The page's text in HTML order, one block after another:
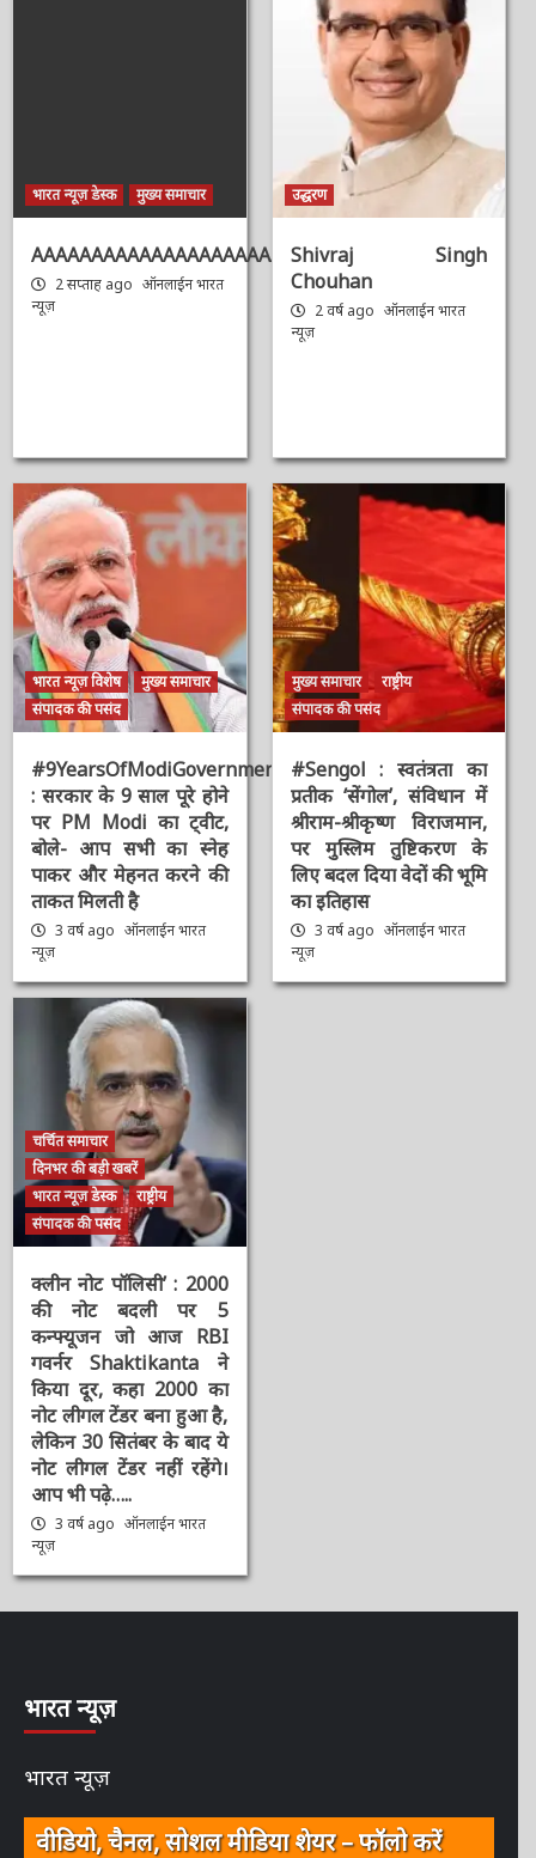
भारत न्यूज़ डेस्क मुख्य समाचार
AAAAAAAAAAAAAAAAAAAAAAAAAAAAAAAAA
2 सप्ताह ago ऑनलाईन भारत
न्यूज़
उद्धरण
Shivraj Singh
Chouhan
2 वर्ष ago ऑनलाईन भारत
न्यूज़
भारत न्यूज़ विशेष
मुख्य समाचार
संपादक की पसंद
#9YearsOfModiGovernment
: सरकार के 9 साल पूरे होने
पर PM Modi का ट्वीट,
बोले- आप सभी का स्नेह
पाकर और मेहनत करने की
ताकत मिलती है
3 वर्ष ago ऑनलाईन भारत
न्यूज़
मुख्य समाचार
राष्ट्रीय
संपादक की पसंद
#Sengol : स्वतंत्रता का
प्रतीक ‘सेंगोल’, संविधान में
श्रीराम-श्रीकृष्ण विराजमान,
पर मुस्लिम तुष्टिकरण के
लिए बदल दिया वेदों की भूमि
का इतिहास
3 वर्ष ago ऑनलाईन भारत
न्यूज़
चर्चित समाचार
दिनभर की बड़ी खबरें
भारत न्यूज़ डेस्क
राष्ट्रीय
संपादक की पसंद
क्लीन नोट पॉलिसी’ : 2000
की नोट बदली पर 5
कन्फ्यूजन जो आज RBI
गवर्नर Shaktikanta ने
किया दूर, कहा 2000 का
नोट लीगल टेंडर बना हुआ है,
लेकिन 30 सितंबर के बाद ये
नोट लीगल टेंडर नहीं रहेंगे।
आप भी पढ़े…..
3 वर्ष ago ऑनलाईन भारत
न्यूज़
भारत न्यूज़
भारत न्यूज़
वीडियो, चैनल, सोशल मीडिया शेयर – फॉलो करें